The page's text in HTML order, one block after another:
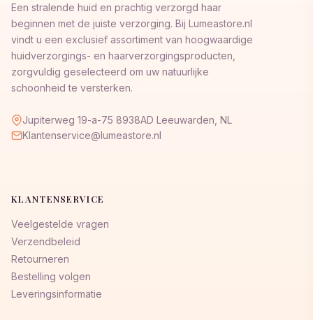
Een stralende huid en prachtig verzorgd haar
beginnen met de juiste verzorging. Bij Lumeastore.nl
vindt u een exclusief assortiment van hoogwaardige
huidverzorgings- en haarverzorgingsproducten,
zorgvuldig geselecteerd om uw natuurlijke
schoonheid te versterken.
Jupiterweg 19-a-75 8938AD Leeuwarden, NL
Klantenservice@lumeastore.nl
KLANTENSERVICE
Veelgestelde vragen
Verzendbeleid
Retourneren
Bestelling volgen
Leveringsinformatie